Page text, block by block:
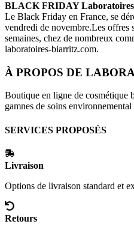
BLACK FRIDAY
Le Black Friday en France, se
vendredi de novembre.Les offres
semaines, chez de nombreux
laboratoires-biarritz.com.
À PROPOS DE
Boutique en ligne de cosmétique
gamnes de soins
SERVICES PROPOSÉS
Livraison
Options de livraison standard et
Retours